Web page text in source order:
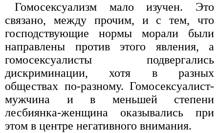
Гомосексуализм мало изучен. Это
связано, между прочим, и с тем, что
господствующие нормы морали были
направлены против этого явления, а
гомосексуалисты подвергались
дискриминации, хотя в разных
обществах по-разному. Гомосексуалист-
мужчина и в меньшей степени
лесбиянка-женщина оказывались при
этом в центре негативного внимания.